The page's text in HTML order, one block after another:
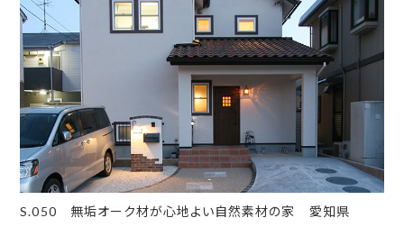
S.050 無垢オーク材が心地よい自然素材の家 愛知県